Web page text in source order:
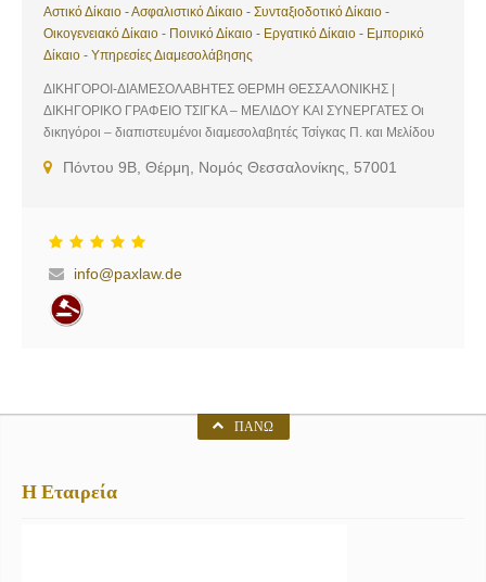
Αστικό Δίκαιο - Ασφαλιστικό Δίκαιο - Συνταξιοδοτικό Δίκαιο -
Οικογενειακό Δίκαιο - Ποινικό Δίκαιο - Εργατικό Δίκαιο - Εμπορικό
Δίκαιο - Υπηρεσίες Διαμεσολάβησης
ΔΙΚΗΓΟΡΟΙ-ΔΙΑΜΕΣΟΛΑΒΗΤΕΣ ΘΕΡΜΗ ΘΕΣΣΑΛΟΝΙΚΗΣ |
ΔΙΚΗΓΟΡΙΚΟ ΓΡΑΦΕΙΟ ΤΣΙΓΚΑ – ΜΕΛΙΔΟΥ ΚΑΙ ΣΥΝΕΡΓΑΤΕΣ Οι
δικηγόροι – διαπιστευμένοι διαμεσολαβητές Τσίγκας Π. και Μελίδου
ευθύνη και σεβασμό στις ανάγκες σας σας παρέχουν αξιόπιστες
Κατσέλη, Υπηρεσίες Διαμεσολάβησης
Πόντου 9Β, Θέρμη, Νομός Θεσσαλονίκης, 57001
info@paxlaw.de
ΠΆΝΩ
Η Εταιρεία